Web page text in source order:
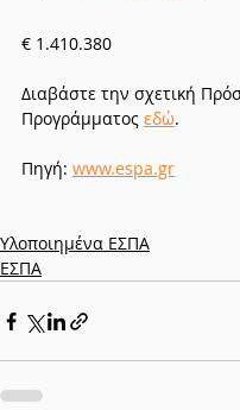
€ 1.410.380
Διαβάστε την σχετική
Προγράμματος εδώ.
Πηγή: www.espa.gr
Υλοποιημένα ΕΣΠΑ
ΕΣΠΑ